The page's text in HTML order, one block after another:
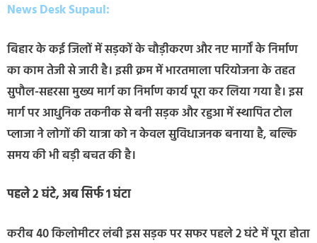
News Desk Supaul:
बिहार के कई जिलों में सड़कों के चौड़ीकरण और नए मार्गों के निर्माण
का काम तेजी से जारी है। इसी क्रम में भारतमाला परियोजना के तहत
सुपौल-सहरसा मुख्य मार्ग का निर्माण कार्य पूरा कर लिया गया है। इस
मार्ग पर आधुनिक तकनीक से बनी सड़क और रहुआ में स्थापित टोल
प्लाजा ने लोगों की यात्रा को न केवल सुविधाजनक बनाया है, बल्कि
समय की भी बड़ी बचत की है।
पहले 2 घंटे, अब सिर्फ 1 घंटा
करीब 40 किलोमीटर लंबी इस सड़क पर सफर पहले 2 घंटे में पूरा होता